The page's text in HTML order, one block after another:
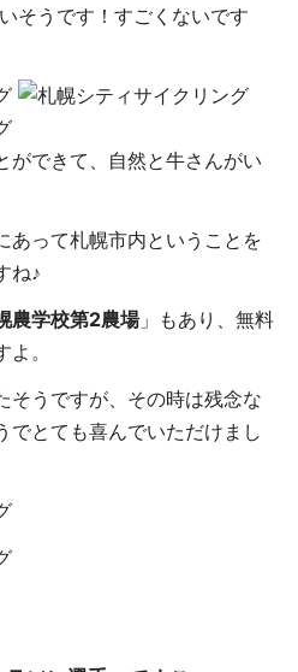
そうです！すごくないです
ができて、自然と牛さんがい
あって札幌市内ということを
ね♪
農学校第2農場」もあり、無料
。
そうですが、その時は残念な
でとても喜んでいただけまし